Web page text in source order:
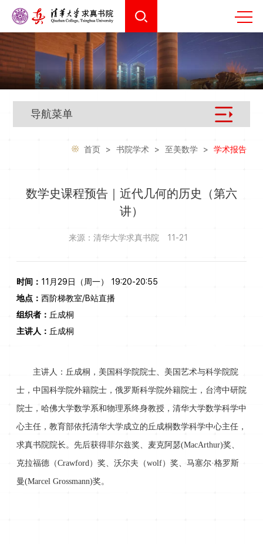
导航菜单
首页 > 书院学术 > 至美数学 > 学术报告
数学史课程预告｜近代几何的历史（第六
讲）
来源：清华大学求真书院 11-21
时间： 11月29日（周一） 19:20-20:55
地点： 西阶梯教室/B站直播
组织者： 丘成桐
主讲人： 丘成桐
主讲人：丘成桐，美国科学院院士、美国艺术与科学院院
士，中国科学院外籍院士，俄罗斯科学院外籍院士，台湾中研院
院士，哈佛大学数学系和物理系终身教授，清华大学数学科学中
心主任，教育部依托清华大学成立的丘成桐数学科学中心主任，
求真书院院长。先后获得菲尔兹奖、麦克阿瑟(MacArthur)奖、
克拉福德（Crawford）奖、沃尔夫（wolf）奖、马塞尔·格罗斯
曼(Marcel Grossmann)奖。